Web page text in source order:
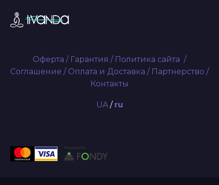
Оферта / Гарантия / Политика сайта /
Соглашение / Оплата и Доставка / Партнерство /
Контакты
UA/ ru